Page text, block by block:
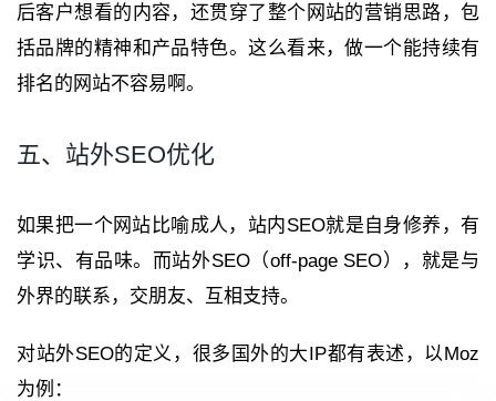
后客户想看的内容，还贯穿了整个网站的营销思路，包
括品牌的精神和产品特色。这么看来，做一个能持续有
排名的网站不容易啊。
五、站外SEO优化
如果把一个网站比喻成人，站内SEO就是自身修养，有
学识、有品味。而站外SEO（off-page SEO），就是与
外界的联系，交朋友、互相支持。
对站外SEO的定义，很多国外的大IP都有表述，以Moz
为例：